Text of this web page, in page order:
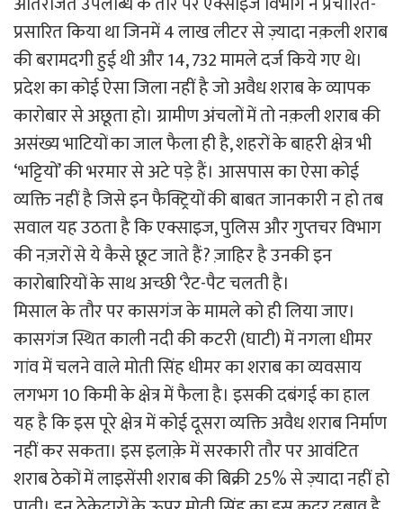
प्रसारित किया था जिनमें 4 लाख लीटर से ज़्यादा नक़ली शराब
की बरामदगी हुई थी और 14, 732 मामले दर्ज किये गए थे।
प्रदेश का कोई ऐसा जिला नहीं है जो अवैध शराब के व्यापक
कारोबार से अछूता हो। ग्रामीण अंचलों में तो नक़ली शराब की
असंख्य भाटियों का जाल फैला ही है, शहरों के बाहरी क्षेत्र भी
‘भट्टियों’ की भरमार से अटे पड़े हैं। आसपास का ऐसा कोई
व्यक्ति नहीं है जिसे इन फैक्ट्रियों की बाबत जानकारी न हो तब
सवाल यह उठता है कि एक्साइज, पुलिस और गुप्तचर विभाग
की नज़रों से ये कैसे छूट जाते हैं? ज़ाहिर है उनकी इन
कारोबारियों के साथ अच्छी ‘रैट-पैट चलती है।
मिसाल के तौर पर कासगंज के मामले को ही लिया जाए।
कासगंज स्थित काली नदी की कटरी (घाटी) में नगला धीमर
गांव में चलने वाले मोती सिंह धीमर का शराब का व्यवसाय
लगभग 10 किमी के क्षेत्र में फैला है। इसकी दबंगई का हाल
यह है कि इस पूरे क्षेत्र में कोई दूसरा व्यक्ति अवैध शराब निर्माण
नहीं कर सकता। इस इलाक़े में सरकारी तौर पर आवंटित
शराब ठेकों में लाइसेंसी शराब की बिक्री 25% से ज़्यादा नहीं हो